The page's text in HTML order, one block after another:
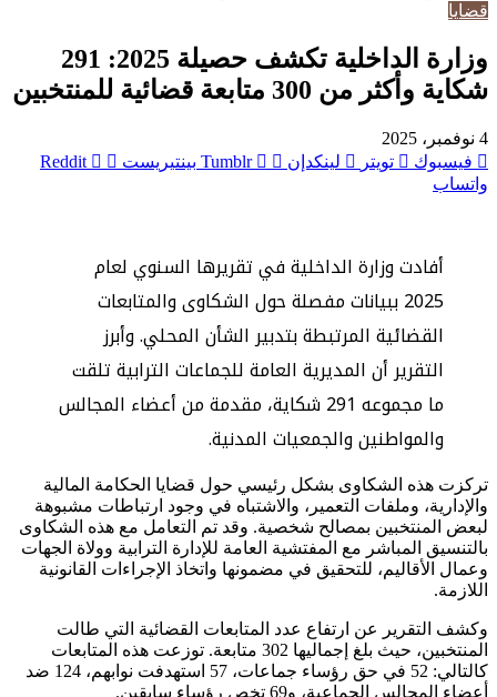
قضايا
وزارة الداخلية تكشف حصيلة 2025: 291
شكاية وأكثر من 300 متابعة قضائية للمنتخبين
4 نوفمبر، 2025
فيسبوك
تويتر لينكدإن بينتيريست
واتساب
أفادت وزارة الداخلية في تقريرها السنوي لعام
2025 ببيانات مفصلة حول الشكاوى والمتابعات
القضائية المرتبطة بتدبير الشأن المحلي. وأبرز
التقرير أن المديرية العامة للجماعات الترابية تلقت
ما مجموعه 291 شكاية، مقدمة من أعضاء المجالس
والمواطنين والجمعيات المدنية.
تركزت هذه الشكاوى بشكل رئيسي حول قضايا الحكامة المالية
والإدارية، وملفات التعمير، والاشتباه في وجود ارتباطات مشبوهة
لبعض المنتخبين بمصالح شخصية. وقد تم التعامل مع هذه الشكاوى
بالتنسيق المباشر مع المفتشية العامة للإدارة الترابية وولاة الجهات
وعمال الأقاليم، للتحقيق في مضمونها واتخاذ الإجراءات القانونية
اللازمة.
وكشف التقرير عن ارتفاع عدد المتابعات القضائية التي طالت
المنتخبين، حيث بلغ إجماليها 302 متابعة. توزعت هذه المتابعات
كالتالي: 52 في حق رؤساء جماعات، 57 استهدفت نوابهم، 124 ضد
أعضاء المجالس الجماعية، و69 تخص رؤساء سابقين.